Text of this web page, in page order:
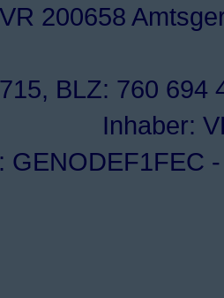
200658
BLZ: 760 694
Inhaber:
GENODEF1FEC